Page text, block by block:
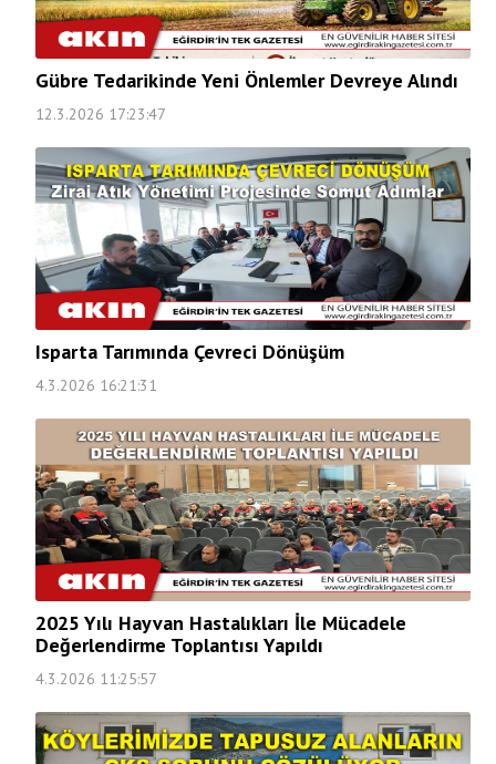
Gübre Tedarikinde Yeni Önlemler Devreye Alındı
12.3.2026 17:23:47
Isparta Tarımında Çevreci Dönüşüm
4.3.2026 16:21:31
2025 Yılı Hayvan Hastalıkları İle Mücadele
Değerlendirme Toplantısı Yapıldı
4.3.2026 11:25:57